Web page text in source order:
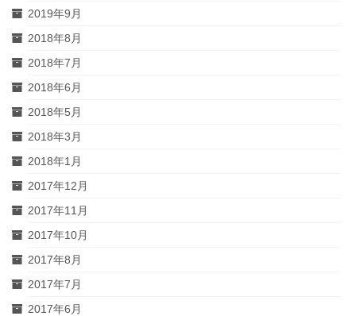
2019年9月
2018年8月
2018年7月
2018年6月
2018年5月
2018年3月
2018年1月
2017年12月
2017年11月
2017年10月
2017年8月
2017年7月
2017年6月